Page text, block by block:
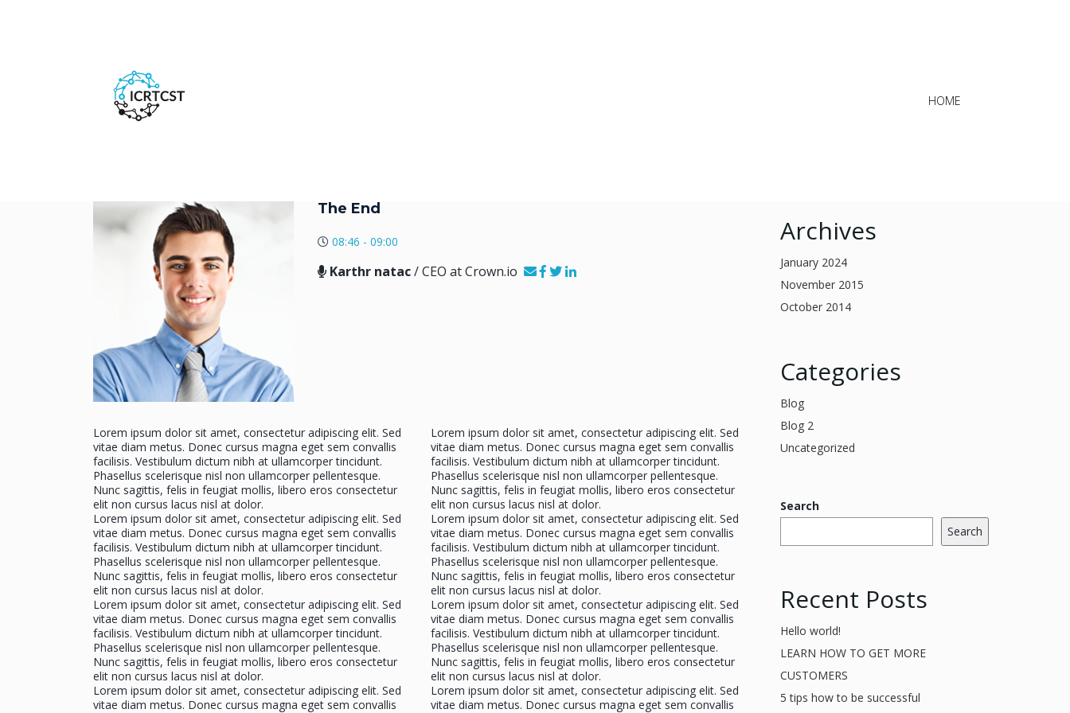
HOME
The End
08:46 - 09:00
Karthr natac/ CEO at Crown.io
Lorem ipsum dolor sit amet, consectetur adipiscing elit. Sed
vitae diam metus. Donec cursus magna eget sem convallis
facilisis. Vestibulum dictum nibh at ullamcorper tincidunt.
Phasellus scelerisque nisl non ullamcorper pellentesque.
Nunc sagittis, felis in feugiat mollis, libero eros consectetur
elit non cursus lacus nisl at dolor.
Lorem ipsum dolor sit amet, consectetur adipiscing elit. Sed
vitae diam metus. Donec cursus magna eget sem convallis
facilisis. Vestibulum dictum nibh at ullamcorper tincidunt.
Phasellus scelerisque nisl non ullamcorper pellentesque.
Nunc sagittis, felis in feugiat mollis, libero eros consectetur
elit non cursus lacus nisl at dolor.
Lorem ipsum dolor sit amet, consectetur adipiscing elit. Sed
vitae diam metus. Donec cursus magna eget sem convallis
facilisis. Vestibulum dictum nibh at ullamcorper tincidunt.
Phasellus scelerisque nisl non ullamcorper pellentesque.
Nunc sagittis, felis in feugiat mollis, libero eros consectetur
elit non cursus lacus nisl at dolor.
Lorem ipsum dolor sit amet, consectetur adipiscing elit. Sed
vitae diam metus. Donec cursus magna eget sem convallis
Lorem ipsum dolor sit amet, consectetur adipiscing elit. Sed
vitae diam metus. Donec cursus magna eget sem convallis
facilisis. Vestibulum dictum nibh at ullamcorper tincidunt.
Phasellus scelerisque nisl non ullamcorper pellentesque.
Nunc sagittis, felis in feugiat mollis, libero eros consectetur
elit non cursus lacus nisl at dolor.
Lorem ipsum dolor sit amet, consectetur adipiscing elit. Sed
vitae diam metus. Donec cursus magna eget sem convallis
facilisis. Vestibulum dictum nibh at ullamcorper tincidunt.
Phasellus scelerisque nisl non ullamcorper pellentesque.
Nunc sagittis, felis in feugiat mollis, libero eros consectetur
elit non cursus lacus nisl at dolor.
Lorem ipsum dolor sit amet, consectetur adipiscing elit. Sed
vitae diam metus. Donec cursus magna eget sem convallis
facilisis. Vestibulum dictum nibh at ullamcorper tincidunt.
Phasellus scelerisque nisl non ullamcorper pellentesque.
Nunc sagittis, felis in feugiat mollis, libero eros consectetur
elit non cursus lacus nisl at dolor.
Lorem ipsum dolor sit amet, consectetur adipiscing elit. Sed
vitae diam metus. Donec cursus magna eget sem convallis
Archives
January 2024
November 2015
October 2014
Categories
Blog
Blog 2
Uncategorized
Search
Search
Recent Posts
Hello world!
LEARN HOW TO GET MORE
CUSTOMERS
5 tips how to be successful